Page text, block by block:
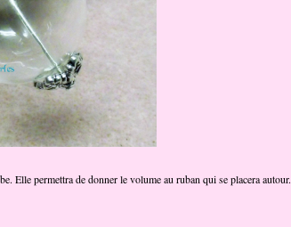
Elle permettra de donner le volume au ruban qui se placera autour.